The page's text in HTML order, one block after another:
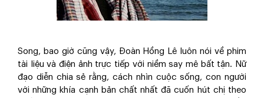
Song, bao giờ cũng vậy, Đoàn Hồng Lê luôn nói về phim
tài liệu và điện ảnh trực tiếp với niềm say mê bất tận. Nữ
đạo diễn chia sẻ rằng, cách nhìn cuộc sống, con người
với những khía cạnh bản chất nhất đã cuốn hút chị theo